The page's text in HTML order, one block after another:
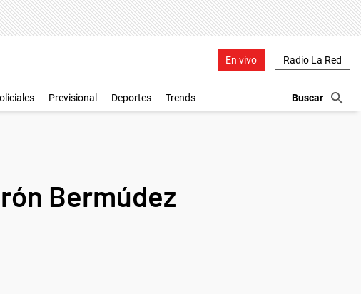
En vivo Radio La Red
Previsional Deportes Trends
Bermúdez